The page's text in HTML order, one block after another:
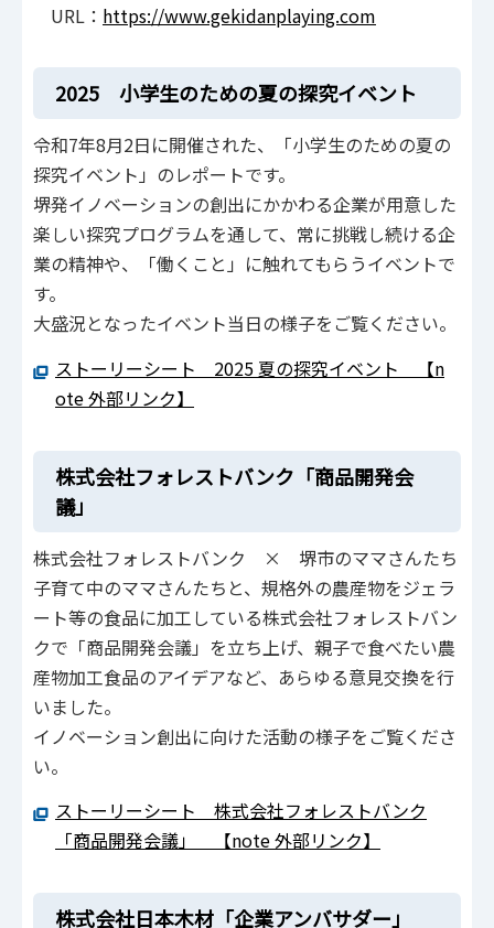
URL： https://www.gekidanplaying.com
2025 小学生のための夏の探究イベント
令和7年8月2日に開催された、「小学生のための夏の
探究イベント」のレポートです。
堺発イノベーションの創出にかかわる企業が用意した
楽しい探究プログラムを通して、常に挑戦し続ける企
業の精神や、「働くこと」に触れてもらうイベントで
す。
大盛況となったイベント当日の様子をご覧ください。
ストーリーシート 2025 夏の探究イベント 【n
ote 外部リンク】
株式会社フォレストバンク「商品開発会
議」
株式会社フォレストバンク × 堺市のママさんたち
子育て中のママさんたちと、規格外の農産物をジェラ
ート等の食品に加工している株式会社フォレストバン
クで「商品開発会議」を立ち上げ、親子で食べたい農
産物加工食品のアイデアなど、あらゆる意見交換を行
いました。
イノベーション創出に向けた活動の様子をご覧くださ
い。
ストーリーシート 株式会社フォレストバンク
「商品開発会議」 【note 外部リンク】
株式会社日本木材「企業アンバサダー」